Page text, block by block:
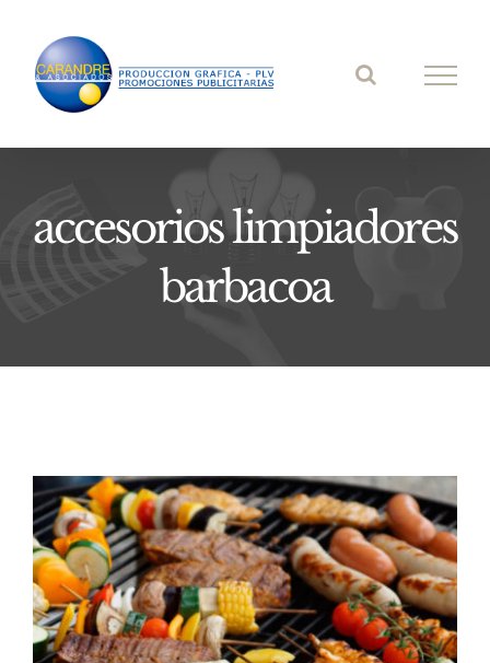
contenido
accesorios limpiadores
barbacoa